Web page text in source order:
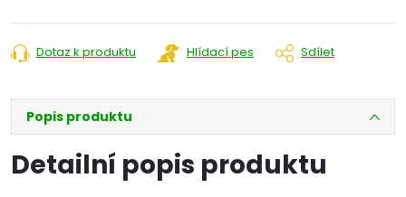
Dotaz k produktu Hlídací pes Sdílet
Popis produktu
Detailní popis produktu